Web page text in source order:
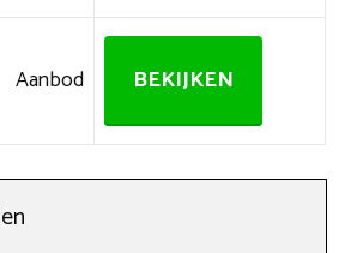
Aanbod BEKIJKEN